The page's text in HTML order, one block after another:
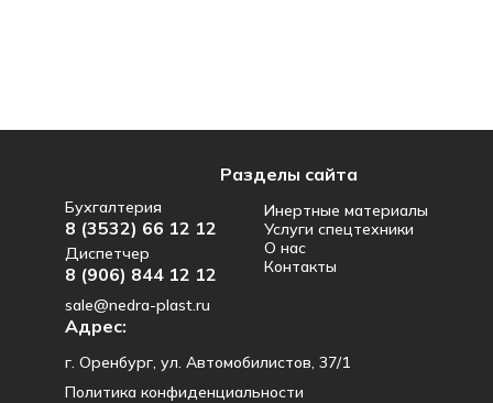
Бухгалтерия
8 (3532) 66 12 12
Диспетчер
8 (906) 844 12 12
sale@nedra-plast.ru
Разделы сайта
Инертные материалы
Услуги спецтехники
О нас
Контакты
Адрес:
г. Оренбург, ул. Автомобилистов, 37/1
Политика конфиденциальности